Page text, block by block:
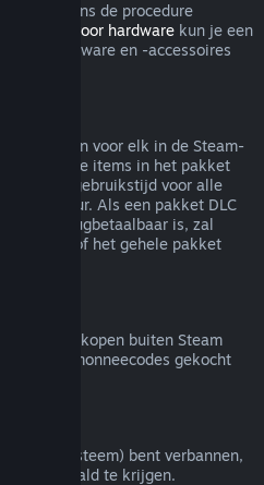
en volgens de procedure
voor hardwarekun je een
hardware en -accessoires
krijgen voor elk in de Steam-
van de items in het pakket
gebruikstijd voor alle
twee uur. Als een pakket DLC
niet terugbetaalbaar is, zal
vertellen of het gehele pakket
voor aankopen buiten Steam
portemonneecodes gekocht
Cheat-systeem) bent verbannen,
terugbetaald te krijgen.